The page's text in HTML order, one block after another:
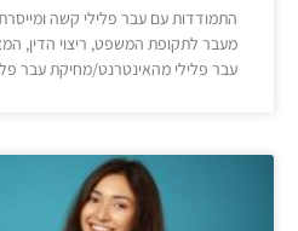
התמודדות עם עבר פלילי קשה
מעבר לתקופת המשפט, ריצוי הדין,
עבר פלילי מהאינטרנט/מחיקת עבר